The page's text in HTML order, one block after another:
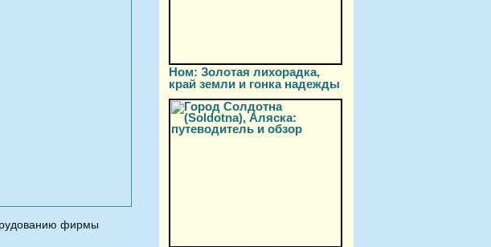
фирмы
Ном: Золотая лихорадка,
край земли и гонка надежды